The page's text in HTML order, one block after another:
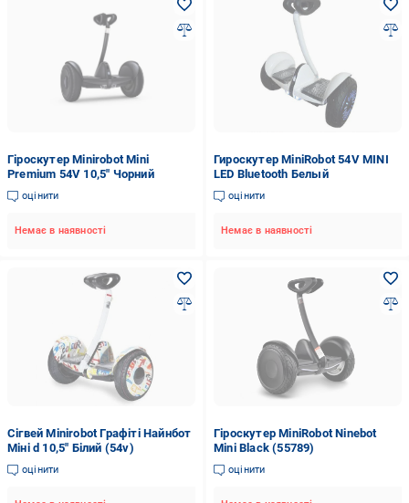
Гіроскутер Minirobot Mini
Premium 54V 10,5" Чорний
оцінити
Немає в наявності
Гироскутер MiniRobot 54V MINI
LED Bluetooth Белый
оцінити
Немає в наявності
Сігвей Minirobot Графіті Найнбот
Міні d 10,5" Білий (54v)
оцінити
Гіроскутер MiniRobot Ninebot
Mini Black (55789)
оцінити